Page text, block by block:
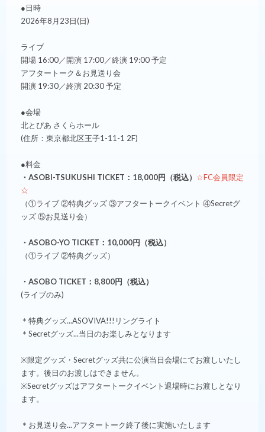
●日時
2026年8月23日(日)
ライブ
開場 16:00／開演 17:00／終演 19:00 予定
アフタートーク＆お見送り会
開演 19:30／終演 20:30 予定
●会場
北とぴあ さくらホール
(住所：東京都北区王⼦1-11-1 2F)
●料金
・ASOBI-TSUKUSHI TICKET：18,000円（税込） ☆FC会員限定
☆
（①ライブ ②特典グッズ ③アフタートークイベント ④Secretグ
ッズ ⑤お見送り会）
・ASOBO-YO TICKET：10,000円（税込）
（①ライブ ②特典グッズ）
・ASOBO TICKET：8,800円（税込）
(ライブのみ)
＊特典グッズ...ASOVIVA!!!リングライト
＊Secretグッズ...当日のお楽しみとなります
※限定グッズ・Secretグッズ共に公演当日会場にてお渡しいたし
ます。後日のお渡しはできません。
※Secretグッズはアフタートークイベント退場時にお渡しとなり
ます。
＊お見送り会...アフタートーク終了後に実施いたします